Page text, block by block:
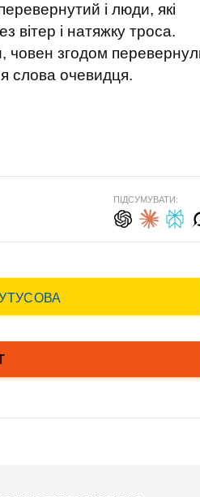
і люди, які
вітер і натяжку троса.
човен згодом
слова очевидця.
ПІДСУМУВАТИ: